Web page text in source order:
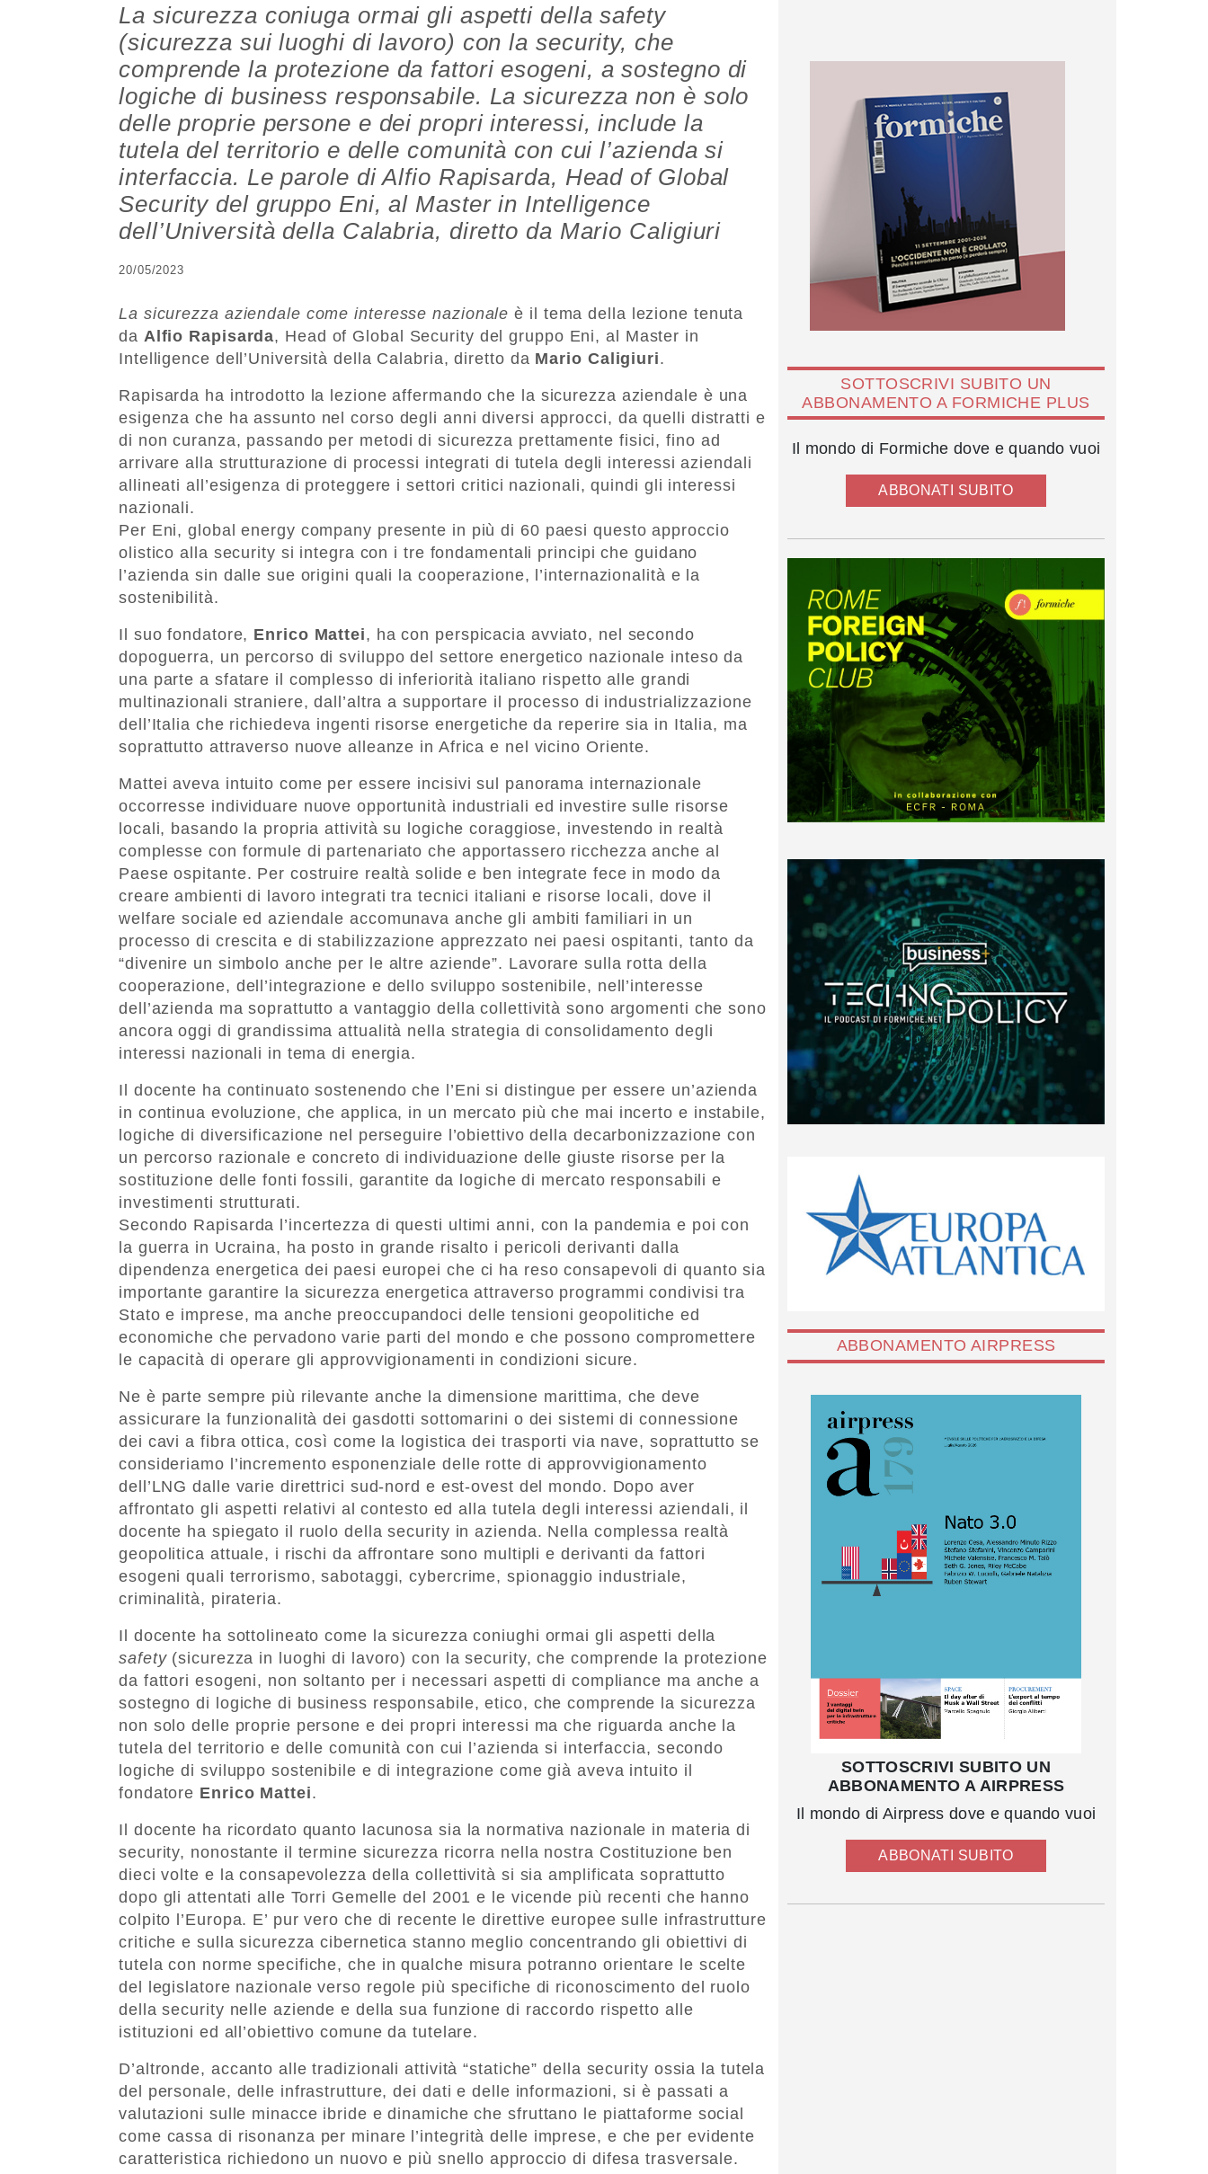
La sicurezza coniuga ormai gli aspetti della safety
(sicurezza sui luoghi di lavoro) con la security, che
comprende la protezione da fattori esogeni, a sostegno di
logiche di business responsabile. La sicurezza non è solo
delle proprie persone e dei propri interessi, include la
tutela del territorio e delle comunità con cui l’azienda si
interfaccia. Le parole di Alfio Rapisarda, Head of Global
Security del gruppo Eni, al Master in Intelligence
dell’Università della Calabria, diretto da Mario Caligiuri
20/05/2023
La sicurezza aziendale come interesse nazionale è il tema della lezione tenuta
da Alfio Rapisarda, Head of Global Security del gruppo Eni, al Master in
Intelligence dell’Università della Calabria, diretto da Mario Caligiuri.
Rapisarda ha introdotto la lezione affermando che la sicurezza aziendale è una
esigenza che ha assunto nel corso degli anni diversi approcci, da quelli distratti e
di non curanza, passando per metodi di sicurezza prettamente fisici, fino ad
arrivare alla strutturazione di processi integrati di tutela degli interessi aziendali
allineati all’esigenza di proteggere i settori critici nazionali, quindi gli interessi
nazionali.
Per Eni, global energy company presente in più di 60 paesi questo approccio
olistico alla security si integra con i tre fondamentali principi che guidano
l’azienda sin dalle sue origini quali la cooperazione, l’internazionalità e la
sostenibilità.
Il suo fondatore, Enrico Mattei, ha con perspicacia avviato, nel secondo
dopoguerra, un percorso di sviluppo del settore energetico nazionale inteso da
una parte a sfatare il complesso di inferiorità italiano rispetto alle grandi
multinazionali straniere, dall’altra a supportare il processo di industrializzazione
dell’Italia che richiedeva ingenti risorse energetiche da reperire sia in Italia, ma
soprattutto attraverso nuove alleanze in Africa e nel vicino Oriente.
Mattei aveva intuito come per essere incisivi sul panorama internazionale
occorresse individuare nuove opportunità industriali ed investire sulle risorse
locali, basando la propria attività su logiche coraggiose, investendo in realtà
complesse con formule di partenariato che apportassero ricchezza anche al
Paese ospitante. Per costruire realtà solide e ben integrate fece in modo da
creare ambienti di lavoro integrati tra tecnici italiani e risorse locali, dove il
welfare sociale ed aziendale accomunava anche gli ambiti familiari in un
processo di crescita e di stabilizzazione apprezzato nei paesi ospitanti, tanto da
“divenire un simbolo anche per le altre aziende”. Lavorare sulla rotta della
cooperazione, dell’integrazione e dello sviluppo sostenibile, nell’interesse
dell’azienda ma soprattutto a vantaggio della collettività sono argomenti che sono
ancora oggi di grandissima attualità nella strategia di consolidamento degli
interessi nazionali in tema di energia.
Il docente ha continuato sostenendo che l’Eni si distingue per essere un’azienda
in continua evoluzione, che applica, in un mercato più che mai incerto e instabile,
logiche di diversificazione nel perseguire l’obiettivo della decarbonizzazione con
un percorso razionale e concreto di individuazione delle giuste risorse per la
sostituzione delle fonti fossili, garantite da logiche di mercato responsabili e
investimenti strutturati.
Secondo Rapisarda l’incertezza di questi ultimi anni, con la pandemia e poi con
la guerra in Ucraina, ha posto in grande risalto i pericoli derivanti dalla
dipendenza energetica dei paesi europei che ci ha reso consapevoli di quanto sia
importante garantire la sicurezza energetica attraverso programmi condivisi tra
Stato e imprese, ma anche preoccupandoci delle tensioni geopolitiche ed
economiche che pervadono varie parti del mondo e che possono compromettere
le capacità di operare gli approvvigionamenti in condizioni sicure.
Ne è parte sempre più rilevante anche la dimensione marittima, che deve
assicurare la funzionalità dei gasdotti sottomarini o dei sistemi di connessione
dei cavi a fibra ottica, così come la logistica dei trasporti via nave, soprattutto se
consideriamo l’incremento esponenziale delle rotte di approvvigionamento
dell’LNG dalle varie direttrici sud-nord e est-ovest del mondo. Dopo aver
affrontato gli aspetti relativi al contesto ed alla tutela degli interessi aziendali, il
docente ha spiegato il ruolo della security in azienda. Nella complessa realtà
geopolitica attuale, i rischi da affrontare sono multipli e derivanti da fattori
esogeni quali terrorismo, sabotaggi, cybercrime, spionaggio industriale,
criminalità, pirateria.
Il docente ha sottolineato come la sicurezza coniughi ormai gli aspetti della
safety(sicurezza in luoghi di lavoro) con la security, che comprende la protezione
da fattori esogeni, non soltanto per i necessari aspetti di compliance ma anche a
sostegno di logiche di business responsabile, etico, che comprende la sicurezza
non solo delle proprie persone e dei propri interessi ma che riguarda anche la
tutela del territorio e delle comunità con cui l’azienda si interfaccia, secondo
logiche di sviluppo sostenibile e di integrazione come già aveva intuito il
fondatore Enrico Mattei.
Il docente ha ricordato quanto lacunosa sia la normativa nazionale in materia di
security, nonostante il termine sicurezza ricorra nella nostra Costituzione ben
dieci volte e la consapevolezza della collettività si sia amplificata soprattutto
dopo gli attentati alle Torri Gemelle del 2001 e le vicende più recenti che hanno
colpito l’Europa. E’ pur vero che di recente le direttive europee sulle infrastrutture
critiche e sulla sicurezza cibernetica stanno meglio concentrando gli obiettivi di
tutela con norme specifiche, che in qualche misura potranno orientare le scelte
del legislatore nazionale verso regole più specifiche di riconoscimento del ruolo
della security nelle aziende e della sua funzione di raccordo rispetto alle
istituzioni ed all’obiettivo comune da tutelare.
D’altronde, accanto alle tradizionali attività “statiche” della security ossia la tutela
del personale, delle infrastrutture, dei dati e delle informazioni, si è passati a
valutazioni sulle minacce ibride e dinamiche che sfruttano le piattaforme social
come cassa di risonanza per minare l’integrità delle imprese, e che per evidente
caratteristica richiedono un nuovo e più snello approccio di difesa trasversale.
SOTTOSCRIVI SUBITO UN
ABBONAMENTO A FORMICHE PLUS
Il mondo di Formiche dove e quando vuoi
ABBONATI SUBITO
ABBONAMENTO AIRPRESS
SOTTOSCRIVI SUBITO UN
ABBONAMENTO A AIRPRESS
Il mondo di Airpress dove e quando vuoi
ABBONATI SUBITO